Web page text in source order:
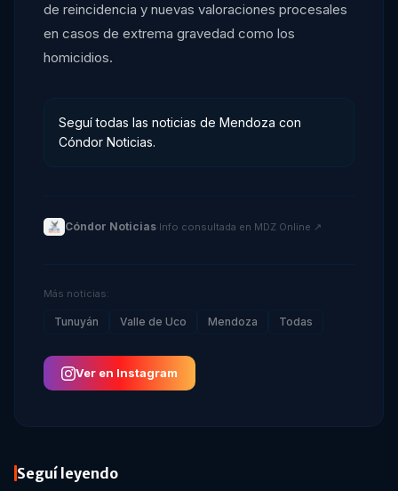
de reincidencia y nuevas valoraciones procesales
en casos de extrema gravedad como los
homicidios.
Seguí todas las noticias de Mendoza con
Cóndor Noticias.
Cóndor Noticias· Info consultada en MDZ Online ↗
Más noticias:
Tunuyán Valle de Uco Mendoza Todas
Ver en Instagram
Seguí leyendo